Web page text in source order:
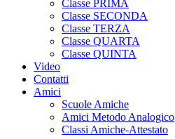
Classe PRIMA
Classe SECONDA
Classe TERZA
Classe QUARTA
Classe QUINTA
Video
Contatti
Amici
Scuole Amiche
Amici Metodo Analogico
Classi Amiche-Attestato